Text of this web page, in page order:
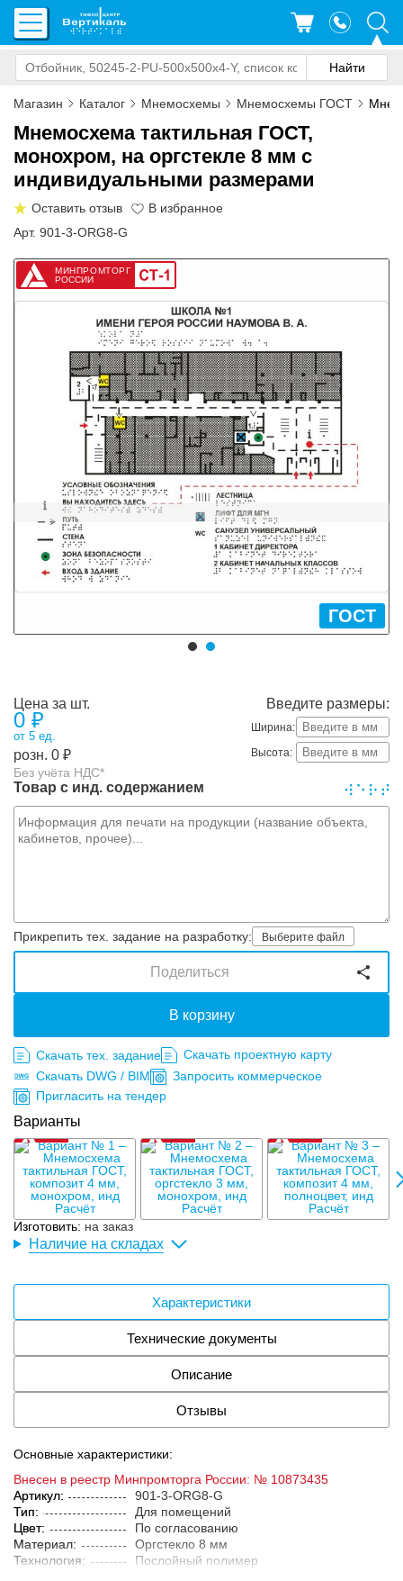
Магазин Каталог Мнемосхемы Мнемосхемы ГОСТ
Мнемосхема тактильная ГОСТ,
монохром, на оргстекле 8 мм с
индивидуальными размерами
Оставить отзыв
Арт. 901-3-ORG8-G
МИНПРОМТОРГ
РОССИИ
ГОСТ
Введите размеры:
Ширина:
Высота:
Цена за шт.
0 ₽
от 5 ед.
розн. 0 ₽
Без учёта НДС*
Изготовить: на заказ
Товар с инд. содержанием
Прикрепить тех. задание на разработку: Выберите файл
В корзину
Поделиться
Скачать тех. задание
Скачать проектную карту
Скачать DWG / BIM
Запросить коммерческое
Пригласить на тендер
Варианты
Расчёт Расчёт Расчёт
Наличие на складах
Характеристики
Технические документы
Описание
Отзывы
Основные характеристики:
Внесен в реестр Минпромторга России: № 10873435
Артикул:
901-3-ORG8-G
Тип:
Для помещений
Цвет:
По согласованию
Материал:
Оргстекло 8 мм
Технология:
Послойный полимер